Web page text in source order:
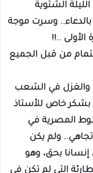
الشتوية
بالدعاء.. وسرت موجة
الأولى ..!!
من قبل الجميع
والغزل في الشعب
بشكر خاص للأستاذ
المصرية في
ولم يكن
بحق، وهو
التي لم تكن في